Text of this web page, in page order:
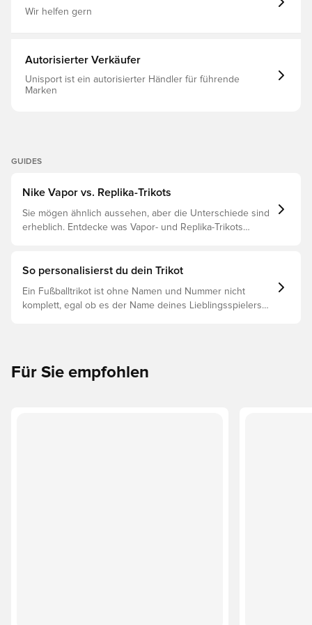
Wir helfen gern
Autorisierter Verkäufer
Unisport ist ein autorisierter Händler für führende
Marken
GUIDES
Nike Vapor vs. Replika-Trikots
Sie mögen ähnlich aussehen, aber die Unterschiede sind
erheblich. Entdecke was Vapor- und Replika-Trikots
So personalisierst du dein Trikot
Ein Fußballtrikot ist ohne Namen und Nummer nicht
komplett, egal ob es der Name deines Lieblingsspielers
Für Sie empfohlen